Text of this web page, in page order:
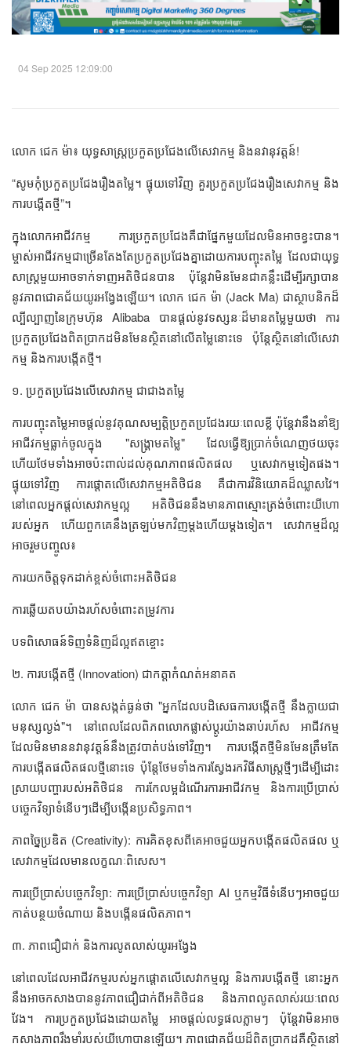
04 Sep 2025 12:09:00
លោក ជេក ម៉ា៖ យុទ្ធសាស្ត្រប្រកួតប្រជែងលើសេវាកម្ម និងនវានុវត្តន៍!
“សូមកុំប្រកួតប្រជែងរឿងតម្លៃ។ ផ្ទុយទៅវិញ គួរប្រកួតប្រជែងរឿងសេវាកម្ម និង
ការបង្កើតថ្មី”។
ក្នុងលោកអាជីវកម្ម ការប្រកួតប្រជែងគឺជាផ្នែកមួយដែលមិនអាចខ្វះបាន។
ម្ចាស់អាជីវកម្មជាច្រើនតែងតែប្រកួតប្រជែងគ្នាដោយការបញ្ចុះតម្លៃ ដែលជាយុទ្ធ
សាស្ត្រមួយអាចទាក់ទាញអតិថិជនបាន ប៉ុន្តែវាមិនមែនជាគន្លឹះដើម្បីរក្សាបាន
នូវភាពជោគជ័យយូរអង្វែងឡើយ។ លោក ជេក ម៉ា (Jack Ma) ជាស្ថាបនិកដ៏
ល្បីល្បាញនៃក្រុមហ៊ុន Alibaba បានផ្តល់នូវទស្សនៈដ៏មានតម្លៃមួយថា ការ
ប្រកួតប្រជែងពិតប្រាកដមិនមែនស្ថិតនៅលើតម្លៃនោះទេ ប៉ុន្តែស្ថិតនៅលើសេវា
កម្ម និងការបង្កើតថ្មី។
១. ប្រកួតប្រជែងលើសេវាកម្ម ជាជាងតម្លៃ
ការបញ្ចុះតម្លៃអាចផ្តល់នូវគុណសម្បត្តិប្រកួតប្រជែងរយៈពេលខ្លី ប៉ុន្តែវានឹងនាំឱ្យ
អាជីវកម្មធ្លាក់ចូលក្នុង "សង្គ្រាមតម្លៃ" ដែលធ្វើឱ្យប្រាក់ចំណេញថយចុះ
ហើយថែមទាំងអាចប៉ះពាល់ដល់គុណភាពផលិតផល ឬសេវាកម្មទៀតផង។
ផ្ទុយទៅវិញ ការផ្តោតលើសេវាកម្មអតិថិជន គឺជាការវិនិយោគដ៏ឈ្លាសវៃ។
នៅពេលអ្នកផ្តល់សេវាកម្មល្អ អតិថិជននឹងមានភាពស្មោះត្រង់ចំពោះយីហោ
របស់អ្នក ហើយពួកគេនឹងត្រឡប់មកវិញម្តងហើយម្តងទៀត។ សេវាកម្មដ៏ល្អ
អាចរួមបញ្ចូល៖
ការយកចិត្តទុកដាក់ខ្ពស់ចំពោះអតិថិជន
ការឆ្លើយតបយ៉ាងរហ័សចំពោះតម្រូវការ
បទពិសោធន៍ទិញទំនិញដ៏ល្អឥតខ្ចោះ
២. ការបង្កើតថ្មី (Innovation) ជាកត្តាកំណត់អនាគត
លោក ជេក ម៉ា បានសង្កត់ធ្ងន់ថា "អ្នកដែលបដិសេធការបង្កើតថ្មី នឹងក្លាយជា
មនុស្សល្ងង់"។ នៅពេលដែលពិភពលោកផ្លាស់ប្តូរយ៉ាងឆាប់រហ័ស អាជីវកម្ម
ដែលមិនមាននវានុវត្តន៍នឹងត្រូវបាត់បង់ទៅវិញ។ ការបង្កើតថ្មីមិនមែនត្រឹមតែ
ការបង្កើតផលិតផលថ្មីនោះទេ ប៉ុន្តែថែមទាំងការស្វែងរកវិធីសាស្ត្រថ្មីៗដើម្បីដោះ
ស្រាយបញ្ហារបស់អតិថិជន ការកែលម្អដំណើរការអាជីវកម្ម និងការប្រើប្រាស់
បច្ចេកវិទ្យាទំនើបៗដើម្បីបង្កើនប្រសិទ្ធភាព។
ភាពច្នៃប្រឌិត (Creativity): ការគិតខុសពីគេអាចជួយអ្នកបង្កើតផលិតផល ឬ
សេវាកម្មដែលមានលក្ខណៈពិសេស។
ការប្រើប្រាស់បច្ចេកវិទ្យា: ការប្រើប្រាស់បច្ចេកវិទ្យា AI ឬកម្មវិធីទំនើបៗអាចជួយ
កាត់បន្ថយចំណាយ និងបង្កើនផលិតភាព។
៣. ភាពជឿជាក់ និងការលូតលាស់យូរអង្វែង
នៅពេលដែលអាជីវកម្មរបស់អ្នកផ្តោតលើសេវាកម្មល្អ និងការបង្កើតថ្មី នោះអ្នក
នឹងអាចកសាងបាននូវភាពជឿជាក់ពីអតិថិជន និងភាពលូតលាស់រយៈពេល
វែង។ ការប្រកួតប្រជែងដោយតម្លៃ អាចផ្តល់លទ្ធផលភ្លាមៗ ប៉ុន្តែវាមិនអាច
កសាងភាពរឹងមាំរបស់យីហោបានឡើយ។ ភាពជោគជ័យដ៏ពិតប្រាកដគឺស្ថិតនៅ